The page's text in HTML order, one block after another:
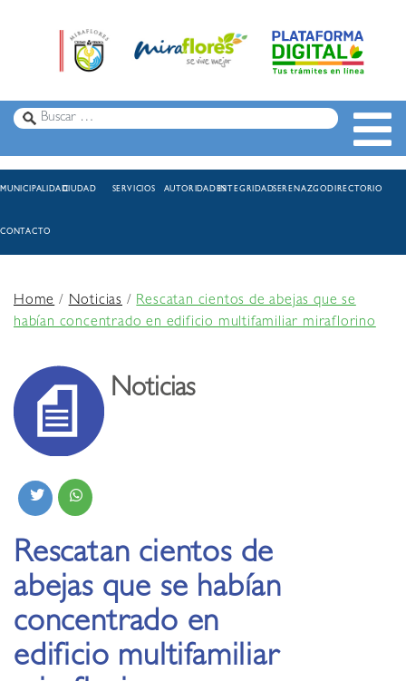
MUNICIPALIDADCIUDAD SERVICIOS AUTORIDADESINTEGRIDADSERENAZGODIRECTORIO
CONTACTO
Home/Noticias /Rescatan cientos de abejas que se
habían concentrado en edificio multifamiliar miraflorino
Noticias
Rescatan cientos de
abejas que se habían
concentrado en
edificio multifamiliar